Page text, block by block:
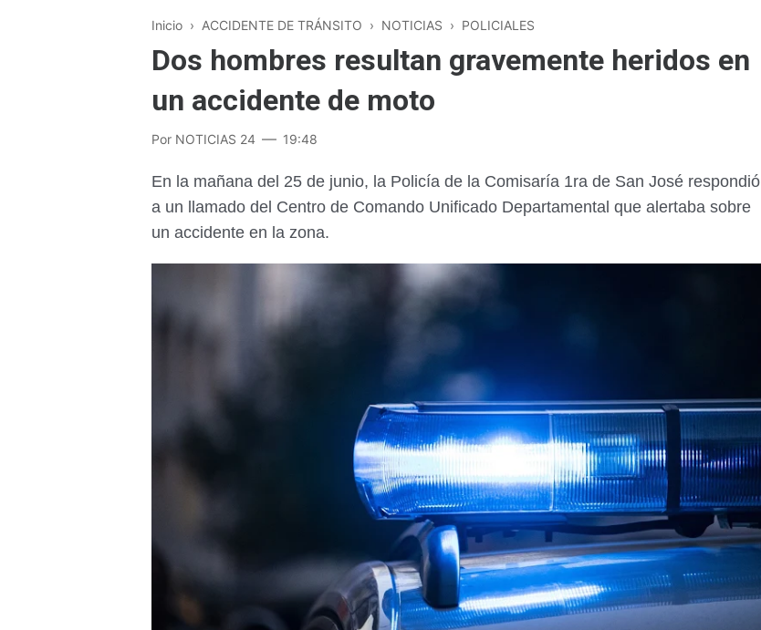
Inicio › ACCIDENTE DE TRÁNSITO › NOTICIAS › POLICIALES
Dos hombres resultan gravemente heridos en
un accidente de moto
Por NOTICIAS 24 19:48
En la mañana del 25 de junio, la Policía de la Comisaría 1ra de San José respondió
a un llamado del Centro de Comando Unificado Departamental que alertaba sobre
un accidente en la zona.